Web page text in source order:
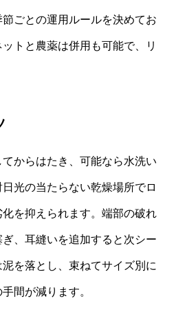
ごとの運用ルールを決めてお
トと農薬は併用も可能で、リ
からはたき、可能なら水洗い
光の当たらない乾燥場所でロ
を抑えられます。端部の破れ
、耳縫いを追加すると次シー
を落とし、束ねてサイズ別に
間が減ります。